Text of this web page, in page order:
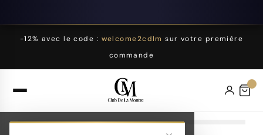
-12% avec le code : welcome2cdlm sur votre première
commande